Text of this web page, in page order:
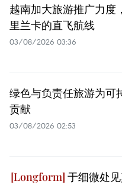
越南加大旅游推广力度
里兰卡的直飞航线
03/08/2026 03:36
绿色与负责任旅游为可
贡献
03/08/2026 02:53
于细微处